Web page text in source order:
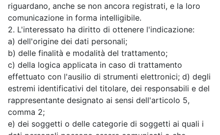
riguardano, anche se non ancora registrati, e la loro
comunicazione in forma intelligibile.
2. L'interessato ha diritto di ottenere l'indicazione:
a) dell'origine dei dati personali;
b) delle finalità e modalità del trattamento;
c) della logica applicata in caso di trattamento
effettuato con l'ausilio di strumenti elettronici; d) degli
estremi identificativi del titolare, dei responsabili e del
rappresentante designato ai sensi dell'articolo 5,
comma 2;
e) dei soggetti o delle categorie di soggetti ai quali i